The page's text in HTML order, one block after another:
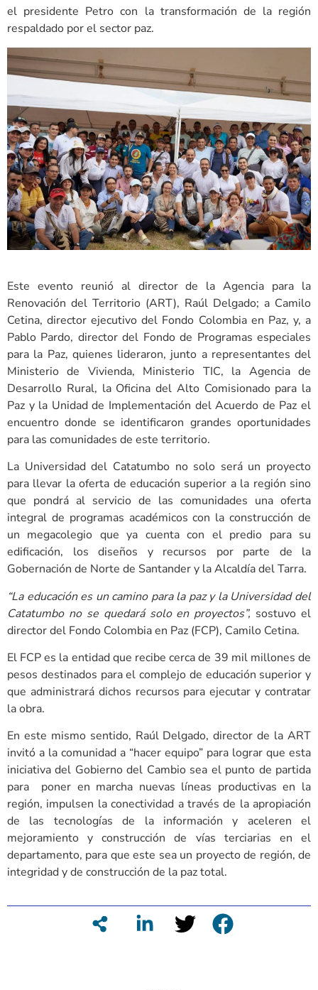
el presidente Petro con la transformación de la región
respaldado por el sector paz.
Este evento reunió al director de la Agencia para la
Renovación del Territorio (ART), Raúl Delgado; a Camilo
Cetina, director ejecutivo del Fondo Colombia en Paz, y, a
Pablo Pardo, director del Fondo de Programas especiales
para la Paz, quienes lideraron, junto a representantes del
Ministerio de Vivienda, Ministerio TIC, la Agencia de
Desarrollo Rural, la Oficina del Alto Comisionado para la
Paz y la Unidad de Implementación del Acuerdo de Paz el
encuentro donde se identificaron grandes oportunidades
para las comunidades de este territorio.
La Universidad del Catatumbo no solo será un proyecto
para llevar la oferta de educación superior a la región sino
que pondrá al servicio de las comunidades una oferta
integral de programas académicos con la construcción de
un megacolegio que ya cuenta con el predio para su
edificación, los diseños y recursos por parte de la
Gobernación de Norte de Santander y la Alcaldía del Tarra.
“La educación es un camino para la paz y la Universidad del
Catatumbo no se quedará solo en proyectos”, sostuvo el
director del Fondo Colombia en Paz (FCP), Camilo Cetina.
El FCP es la entidad que recibe cerca de 39 mil millones de
pesos destinados para el complejo de educación superior y
que administrará dichos recursos para ejecutar y contratar
la obra.
En este mismo sentido, Raúl Delgado, director de la ART
invitó a la comunidad a “hacer equipo” para lograr que esta
iniciativa del Gobierno del Cambio sea el punto de partida
para poner en marcha nuevas líneas productivas en la
región, impulsen la conectividad a través de la apropiación
de las tecnologías de la información y aceleren el
mejoramiento y construcción de vías terciarias en el
departamento, para que este sea un proyecto de región, de
integridad y de construcción de la paz total.